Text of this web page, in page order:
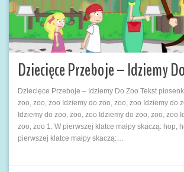
Dziecięce Przeboje – Idziemy
Dziecięce Przeboje – Idziemy Do Zoo Tekst
zoo, zoo, zoo Idziemy do zoo, zoo, zoo Idziemy do
Idziemy do zoo, zoo, zoo Idziemy do zoo, zoo, zoo
zoo, zoo 1. W pierwszej klatce małpy skaczą: hop,
pierwszej klatce małpy skaczą:…